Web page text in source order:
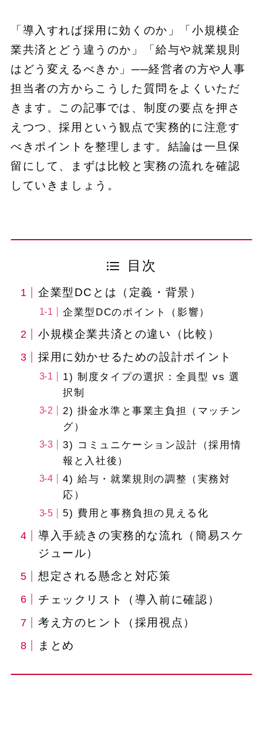
「導入すれば採用に効くのか」「小規模企
業共済とどう違うのか」「給与や就業規則
はどう変えるべきか」──経営者の方や人事
担当者の方からこうした質問をよくいただ
きます。この記事では、制度の要点を押さ
えつつ、採用という観点で実務的に注意す
べきポイントを整理します。結論は一旦保
留にして、まずは比較と実務の流れを確認
していきましょう。
目次
企業型DCとは（定義・背景）
企業型DCのポイント（影響）
小規模企業共済との違い（比較）
採用に効かせるための設計ポイント
1) 制度タイプの選択：全員型 vs 選
択制
2) 掛金水準と事業主負担（マッチン
グ）
3) コミュニケーション設計（採用情
報と入社後）
4) 給与・就業規則の調整（実務対
応）
5) 費用と事務負担の見える化
導入手続きの実務的な流れ（簡易スケ
ジュール）
想定される懸念と対応策
チェックリスト（導入前に確認）
考え方のヒント（採用視点）
まとめ